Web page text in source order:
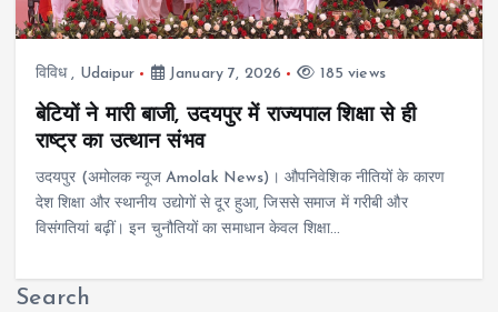
विविध, Udaipur January 7, 2026 185 views
बेटियों ने मारी बाजी, उदयपुर में राज्यपाल शिक्षा से ही
राष्ट्र का उत्थान संभव
उदयपुर (अमोलक न्यूज Amolak News)। औपनिवेशिक नीतियों के कारण
देश शिक्षा और स्थानीय उद्योगों से दूर हुआ, जिससे समाज में गरीबी और
विसंगतियां बढ़ीं। इन चुनौतियों का समाधान केवल शिक्षा…
Search